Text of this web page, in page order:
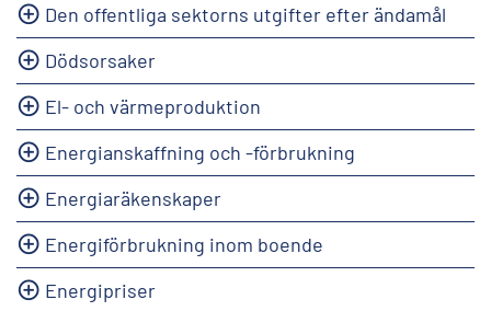
Den offentliga sektorns utgifter efter ändamål
Dödsorsaker
El- och värmeproduktion
Energianskaffning och -förbrukning
Energiaräkenskaper
Energiförbrukning inom boende
Energipriser